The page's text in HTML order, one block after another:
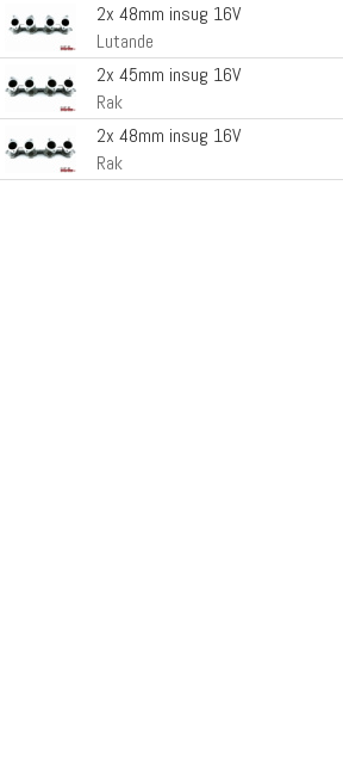
2x 48mm insug 16V
Lutande
2x 45mm insug 16V
Rak
2x 48mm insug 16V
Rak